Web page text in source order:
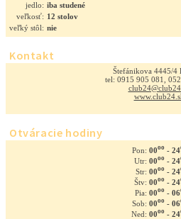
jedlo: iba studené
veľkosť: 12 stolov
veľký stôl: nie
Kontakt
Štefánikova 4445/4
tel: 0915 905 081,
Otváracie hodiny
Pon: 00oo- 24
Utr: 00oo- 24
Str: 00oo- 24
Štv: 00oo- 24
Pia: 00oo- 06
Sob: 00oo- 06
Ned: 00oo- 24